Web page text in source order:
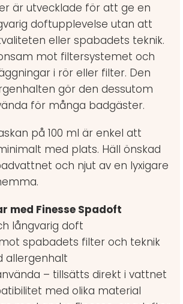
är utvecklade för att ge en
doftupplevelse utan att
eller spabadets teknik.
mot filtersystemet och
i rör eller filter. Den
gör den dessutom
för många badgäster.
på 100 ml är enkel att
med plats. Häll önskad
och njut av en lyxigare
med Finesse Spadoft
långvarig doft
spabadets filter och teknik
allergenhalt
– tillsätts direkt i vattnet
med olika material